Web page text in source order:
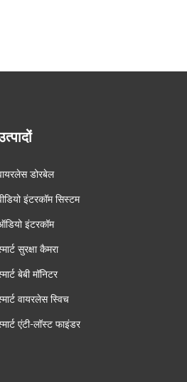
डोरबेल
इंटरकॉम सिस्टम
इंटरकॉम
सुरक्षा कैमरा
बेबी मॉनिटर
वायरलेस स्विच
एंटी-लॉस्ट फाइंडर